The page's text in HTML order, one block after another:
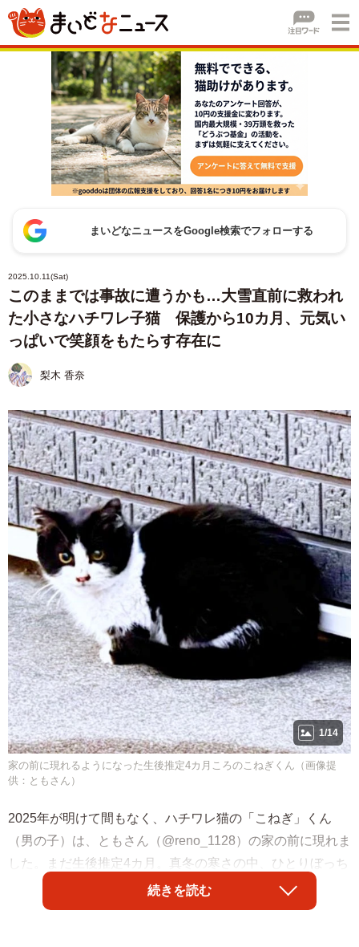
まいどなニュースをGoogle検索でフォローする
2025.10.11(Sat)
このままでは事故に遭うかも…大雪直前に救われ
た小さなハチワレ子猫 保護から10カ月、元気い
っぱいで笑顔をもたらす存在に
梨木 香奈
1/14
家の前に現れるようになった生後推定4カ月ころのこねぎくん（画像提
供：ともさん）
2025年が明けて間もなく、ハチワレ猫の「こねぎ」くん
（男の子）は、ともさん（@reno_1128）の家の前に現れま
した。まだ生後推定4カ月。真冬の寒さの中、ひとりぼっち
で過ごしていたといいます。続きを読む